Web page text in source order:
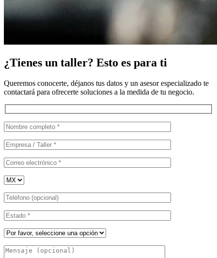
¿Tienes un taller? Esto es para ti
Queremos conocerte, déjanos tus datos y un asesor especializado te
contactará para ofrecerte soluciones a la medida de tu negocio.